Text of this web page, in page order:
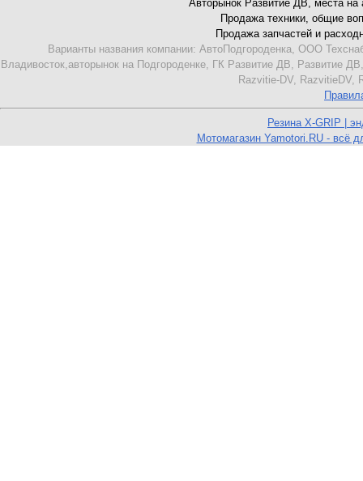
Авторынок Развитие ДВ, места на
Продажа техники, общие
Продажа запчастей и
Варианты названия компании: АвтоПодгороденка, ООО
Владивосток,авторынок на Подгороденке, ГК Развитие ДВ,
Razvitie-DV, RazvitieDV,
Резина X-GRIP |
Мотомагазин Yamotori.RU - всё